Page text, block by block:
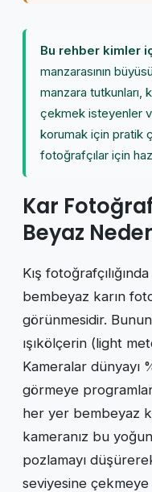
Bu rehber kimler
manzarasının
manzara
çekmek isteyenler
korumak için pratik
fotoğrafçılar için
Kar
Beyaz
Kış
bembeyaz karın
görünmesidir.
ışıkölçerin (light
Kameralar dünyayı
görmeye
her yer bembeyaz
kameranız bu yoğun
pozlamayı
seviyesine çekmeye